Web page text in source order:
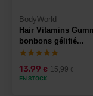
BodyWorld
Hair Vitamins
bonbons gélifié...
13,99 € 15,99€
EN STOCK